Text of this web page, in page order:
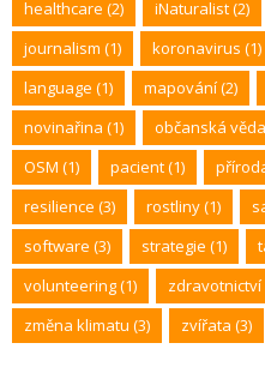
healthcare (2) iNaturalist(2)
journalism (1) koronavirus (1)
language (1) mapování(2)
novinařina (1) občanská věda
OSM (1) pacient(1)
resilience (3) rostliny(1)
software (3) strategie (1)
volunteering(1) zdravotnictví
změna klimatu (3) zvířata (3)